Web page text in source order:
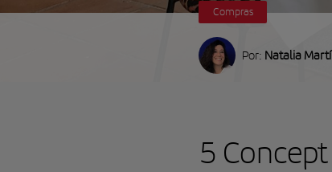
Compras
Por: Natalia
5